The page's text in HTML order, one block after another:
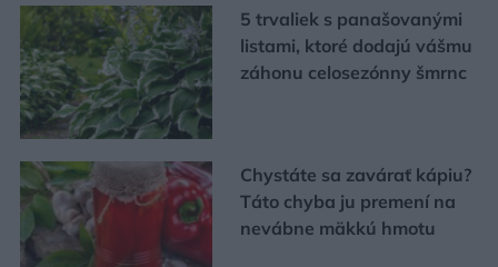
5 trvaliek s panašovanými
listami, ktoré dodajú vášmu
záhonu celosezónny šmrnc
Chystáte sa zavárať kápiu?
Táto chyba ju premení na
nevábne mäkkú hmotu